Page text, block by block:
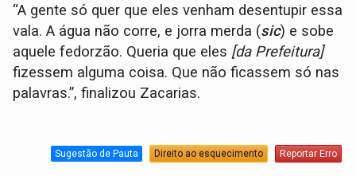
“A gente só quer que eles venham desentupir essa
vala. A água não corre, e jorra merda (sic) e sobe
aquele fedorzão. Queria que eles [da Prefeitura]
fizessem alguma coisa. Que não ficassem só nas
palavras.”, finalizou Zacarias.
Sugestão de Pauta Direito ao esquecimento Reportar Erro